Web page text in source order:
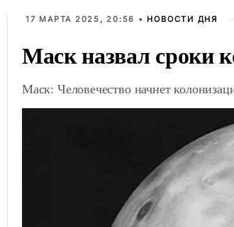
17 МАРТА 2025, 20:56 • НОВОСТИ ДНЯ
Маск назвал сроки
Маск: Человечество начнет